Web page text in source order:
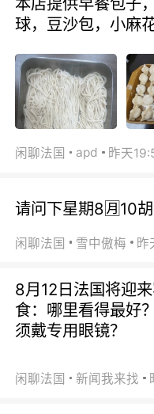
球，豆沙包，小麻
闲聊法国 apd 昨天
请问下星期8🈷️10
闲聊法国 雪中傲梅 昨
8月12日法国将迎
食：哪里看得最好
须戴专用眼镜？
闲聊法国 新闻我来找